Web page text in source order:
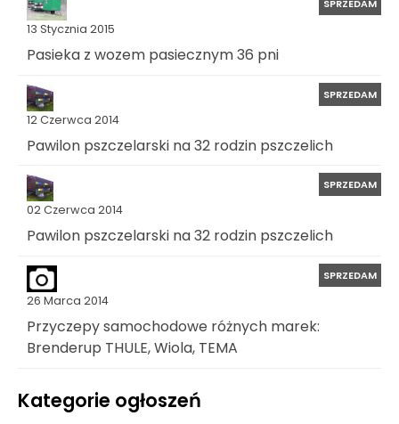
13 Stycznia 2015
SPRZEDAM
Pasieka z wozem pasiecznym 36 pni
12 Czerwca 2014
SPRZEDAM
Pawilon pszczelarski na 32 rodzin pszczelich
02 Czerwca 2014
SPRZEDAM
Pawilon pszczelarski na 32 rodzin pszczelich
26 Marca 2014
SPRZEDAM
Przyczepy samochodowe różnych marek:
Brenderup THULE, Wiola, TEMA
Kategorie ogłoszeń